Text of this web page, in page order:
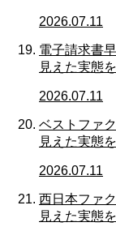
2026.07.11
電子請求書
見えた実態
2026.07.11
ベストファ
見えた実態
2026.07.11
西日本ファ
見えた実態